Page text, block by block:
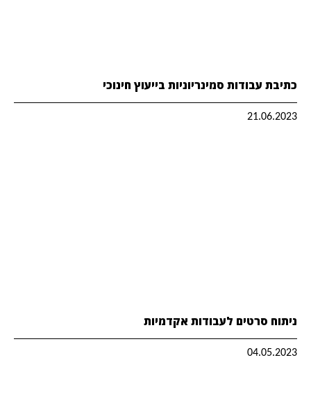
כתיבת עבודות סמינריוניות בייעוץ חינוכי
21.06.2023
ניתוח סרטים לעבודות אקדמיות
04.05.2023